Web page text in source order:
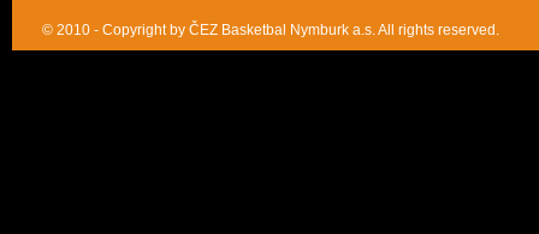
© 2010 - Copyright by ČEZ Basketbal Nymburk a.s. All rights reserved.